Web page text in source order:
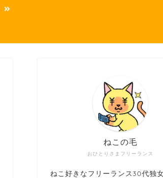
おひとりさまフリーランス
ねこの毛
ねこ好きなフリーランス30代独